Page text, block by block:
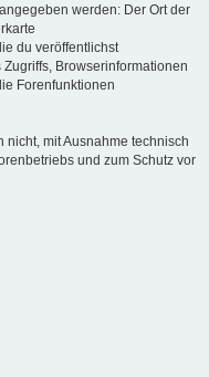
werden: Der Ort der
du veröffentlichst
Browserinformationen
Forenfunktionen
nicht, mit Ausnahme technisch
und zum Schutz vor